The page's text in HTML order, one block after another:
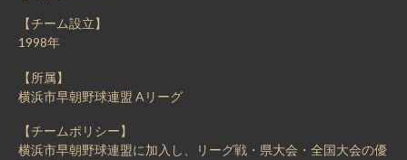
【チーム設立】
1998年
【所属】
横浜市早朝野球連盟 Aリーグ
【チームポリシー】
横浜市早朝野球連盟に加入し、リーグ戦・県大会・全国大会の優